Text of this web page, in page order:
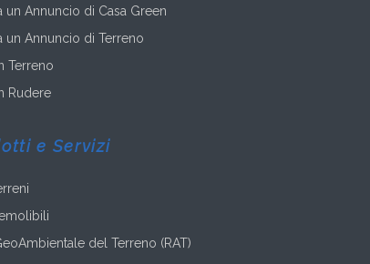
un Annuncio di Casa Green
un Annuncio di Terreno
Terreno
Rudere
e Servizi
del Terreno (RAT)